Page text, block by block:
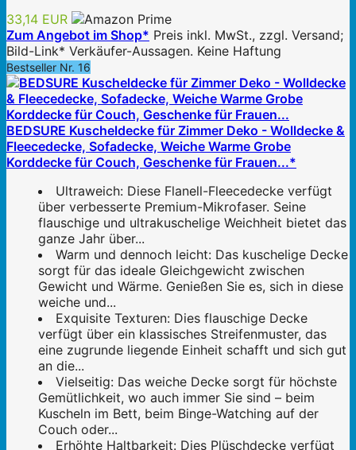
33,14 EUR
Zum Angebot im Shop* Preis inkl. MwSt., zzgl. Versand;
Bild-Link* Verkäufer-Aussagen. Keine Haftung
Bestseller Nr. 16
BEDSURE Kuscheldecke für Zimmer Deko - Wolldecke &
Fleecedecke, Sofadecke, Weiche Warme Grobe
Korddecke für Couch, Geschenke für Frauen...*
Ultraweich: Diese Flanell-Fleecedecke verfügt
über verbesserte Premium-Mikrofaser. Seine
flauschige und ultrakuschelige Weichheit bietet das
ganze Jahr über...
Warm und dennoch leicht: Das kuschelige Decke
sorgt für das ideale Gleichgewicht zwischen
Gewicht und Wärme. Genießen Sie es, sich in diese
weiche und...
Exquisite Texturen: Dies flauschige Decke
verfügt über ein klassisches Streifenmuster, das
eine zugrunde liegende Einheit schafft und sich gut
an die...
Vielseitig: Das weiche Decke sorgt für höchste
Gemütlichkeit, wo auch immer Sie sind – beim
Kuscheln im Bett, beim Binge-Watching auf der
Couch oder...
Erhöhte Haltbarkeit: Dies Plüschdecke verfügt